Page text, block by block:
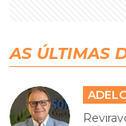
AS ÚLTIMAS